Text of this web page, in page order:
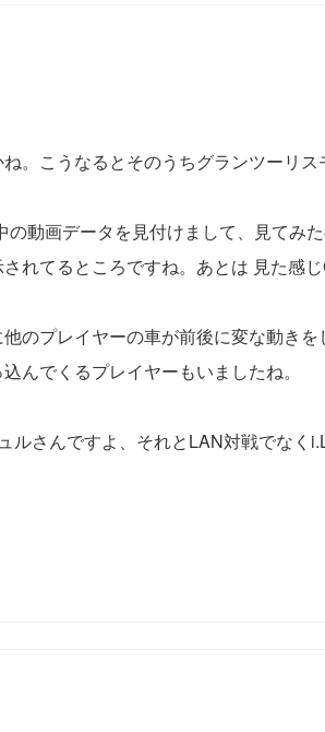
。こうなるとそのうちグランツーリ
動画データを見付けまして、見てみ
れてるところですね。あとは 見た感
のプレイヤーの車が前後に変な動き
んでくるプレイヤーもいましたね。
ルさんですよ、それとLAN対戦でなく